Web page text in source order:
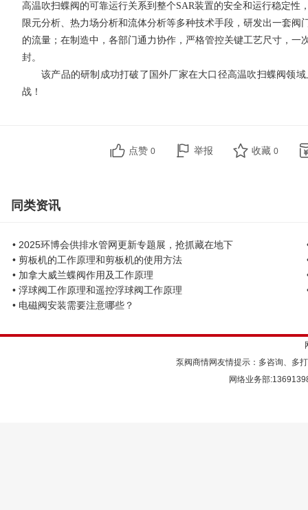
高温吹扫蝶阀的可靠运行关系到整个SAR装置的安全和运行稳定性
限元分析、热力场分析和流体分析等多种技术手段，研发出一套
的流量；在制造中，各部门通力协作，严格管控关键工艺尺寸，
封。
该产品的研制成功打破了国外厂家在大口径高温吹扫蝶阀领
战！
点赞 0 举报 收藏 0
同类资讯
• 2025环博会供排水管网更新专题展，抢抓藏在地下
• 剪板机的工作原理和剪板机的使用方法
• 加拿大威兰蝶阀作用及工作原理
• 浮球阀工作原理和遥控浮球阀工作原理
• 电磁阀安装需要注意哪些？
泵阀商情网友情提示：多咨询、多
网络业务部